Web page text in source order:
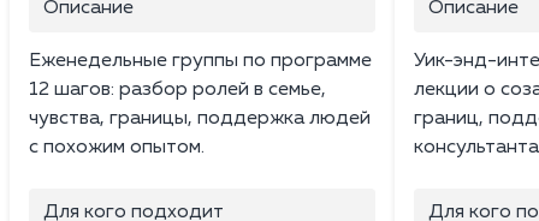
Описание
Еженедельные группы по программе
12 шагов: разбор ролей в семье,
чувства, границы, поддержка людей
с похожим опытом.
Для кого подходит
Описание
Уик-энд-
лекции о
границ,
Для кого